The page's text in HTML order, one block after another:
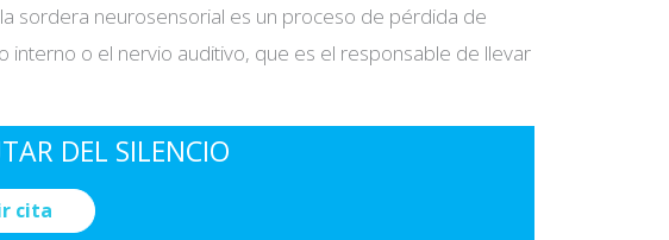
sordera neurosensorial es un proceso de pérdida de
interno o el nervio auditivo, que es el responsable de llevar
DEL SILENCIO
cita